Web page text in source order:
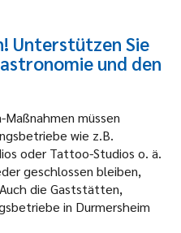
Unterstützen Sie
und den
müssen
wie z.B.
oder Tattoo-Studios o. ä.
geschlossen bleiben,
die Gaststätten,
in Durmersheim